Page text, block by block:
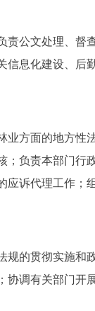
公文处理、督查
信息化建设、后
方面的地方性法
；负责本部门行
应诉代理工作；
的贯彻实施和政
协调有关部门开